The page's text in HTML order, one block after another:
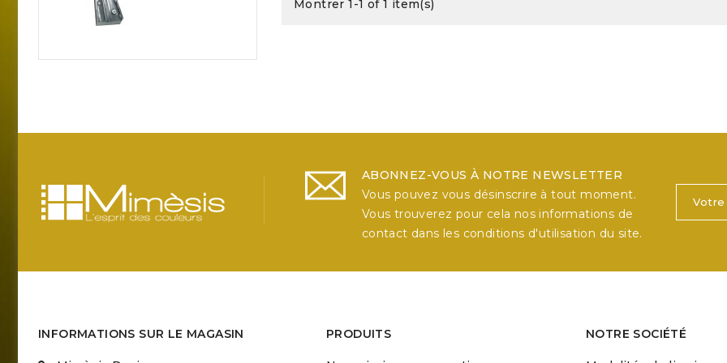
Montrer 1-1 of 1 item(s)
ABONNEZ-VOUS À NOTRE NEWSLETTER
Vous pouvez vous désinscrire à tout moment.
Vous trouverez pour cela nos informations de
contact dans les conditions d'utilisation du site.
INFORMATIONS SUR LE MAGASIN PRODUITS NOTRE SOCIÉTÉ